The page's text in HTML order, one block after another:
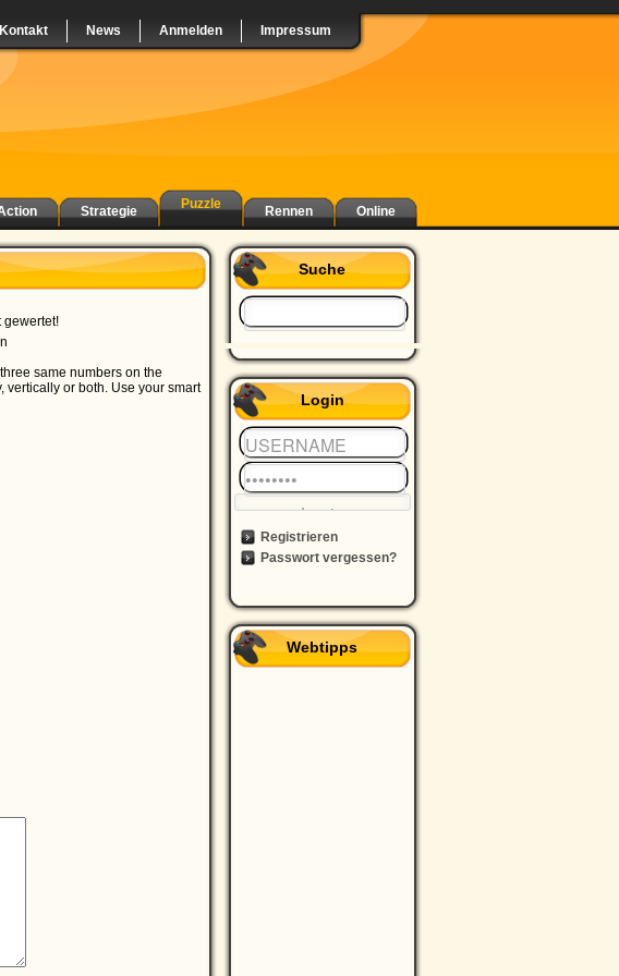
Kontakt News Anmelden Impressum
Strategie Puzzle Rennen Online
gewertet!
same numbers on the
or both. Use your smart
Suche
Login
Registrieren
Passwort vergessen?
Webtipps